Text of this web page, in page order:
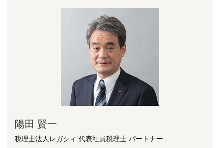
陽⽥ 賢⼀
税理士法人レガシィ 代表社員税理士 パートナー